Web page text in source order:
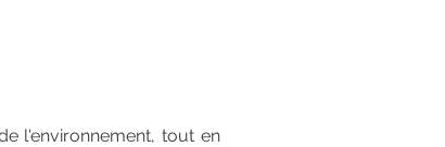
l'environnement, tout en